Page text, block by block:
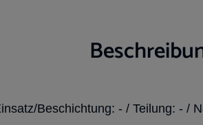
Beschichtung: - / Teilung: - /